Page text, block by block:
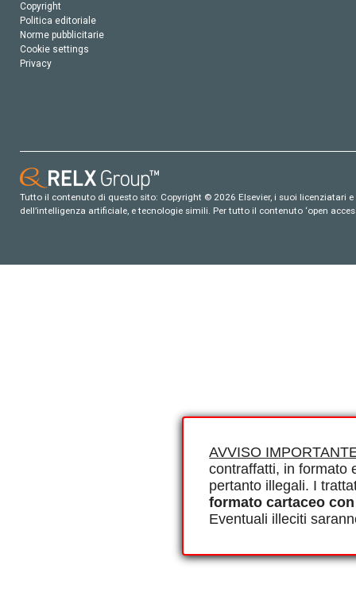
AVVISO
contraffatti, in formato
pertanto illegali. I
formato cartaceo
Eventuali illeciti
Copyright
Politica editoriale
Norme pubblicitarie
Cookie settings
Privacy
Tutto il contenuto di questo sito: Copyright © 2026 Elsevier, i suoi
dell’intelligenza artificiale, e tecnologie simili. Per tutto il contenuto ‘open